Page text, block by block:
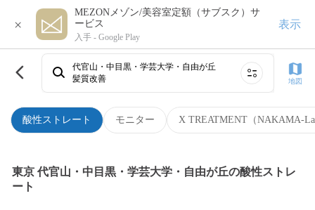
×
MEZONメゾン/美容室定額（サブスク）サ
ービス
入手 - Google Play
表示
酸性ストレート モニター X TREATMENT（NAKAMA-
代官山・中目黒・学芸大学・自由が丘
髪質改善
地図
東京 代官山・中目黒・学芸大学・自由が丘の酸性ストレ
ート